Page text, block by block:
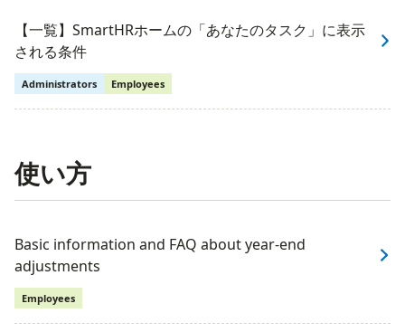
【一覧】SmartHRホームの「あなたのタスク」に表示
される条件
Administrators Employees
使い方
Basic information and FAQ about year-end
adjustments
Employees